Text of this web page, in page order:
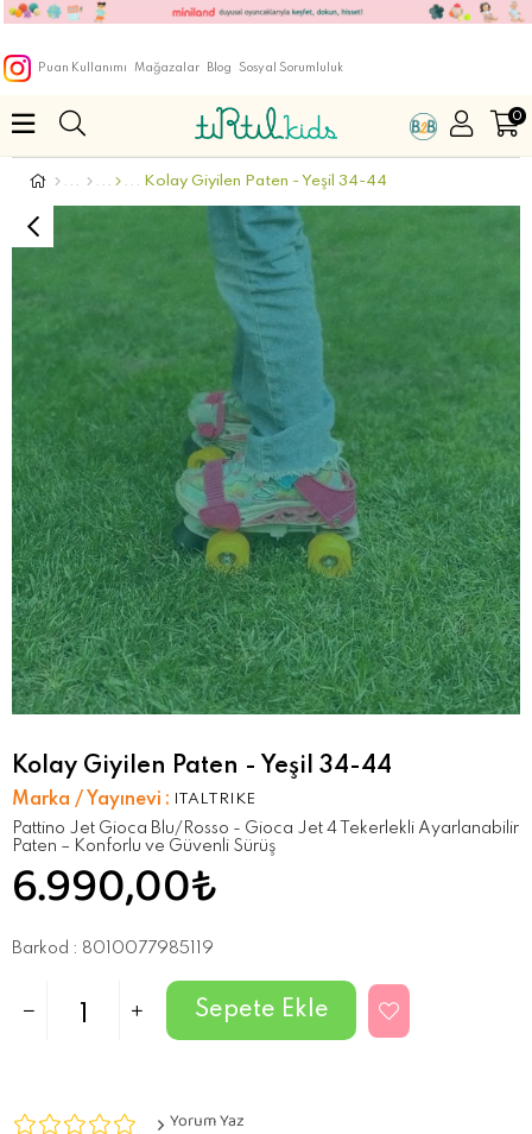
Puan Kullanımı Mağazalar Blog Sosyal Sorumluluk
0
Kolay Giyilen Paten - Yeşil 34-44
Kolay Giyilen Paten - Yeşil 34-44
Marka / Yayınevi : ITALTRIKE
Pattino Jet Gioca Blu/Rosso - Gioca Jet 4 Tekerlekli Ayarlanabilir
Paten – Konforlu ve Güvenli Sürüş
6.990,00₺
Barkod : 8010077985119
Yorum Yaz